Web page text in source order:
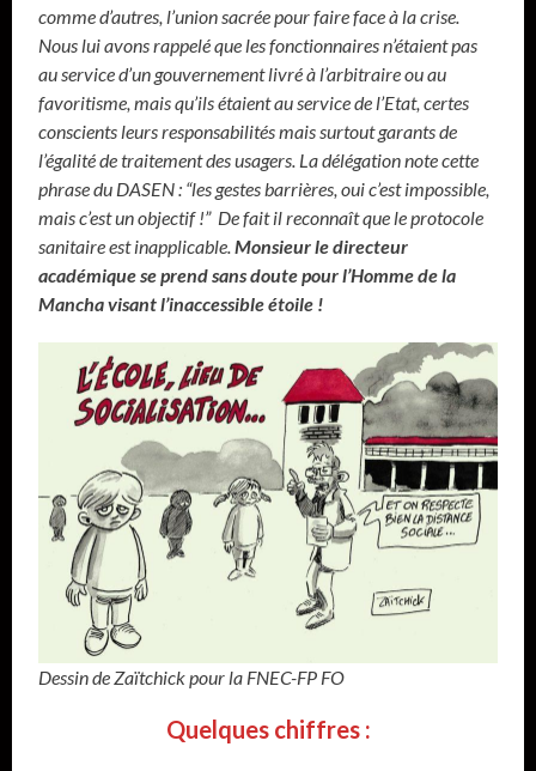
comme d’autres, l’union sacrée pour faire face à la crise.
Nous lui avons rappelé que les fonctionnaires n’étaient pas
au service d’un gouvernement livré à l’arbitraire ou au
favoritisme, mais qu’ils étaient au service de l’Etat, certes
conscients leurs responsabilités mais surtout garants de
l’égalité de traitement des usagers. La délégation note cette
phrase du DASEN : “les gestes barrières, oui c’est impossible,
mais c’est un objectif !” De fait il reconnaît que le protocole
sanitaire est inapplicable. Monsieur le directeur
académique se prend sans doute pour l’Homme de la
Mancha visant l’inaccessible étoile !
Dessin de Zaïtchick pour la FNEC-FP FO
Quelques chiffres :